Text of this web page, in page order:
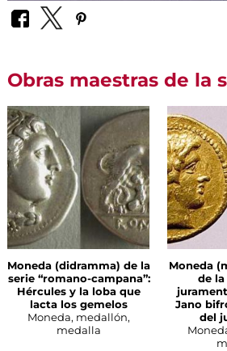
Obras maestras de la
Moneda (didramma) de la
serie “romano-campana”:
Hércules y la loba que
lacta los gemelos
Moneda, medallón,
medalla
Moneda
de la
Jano
del